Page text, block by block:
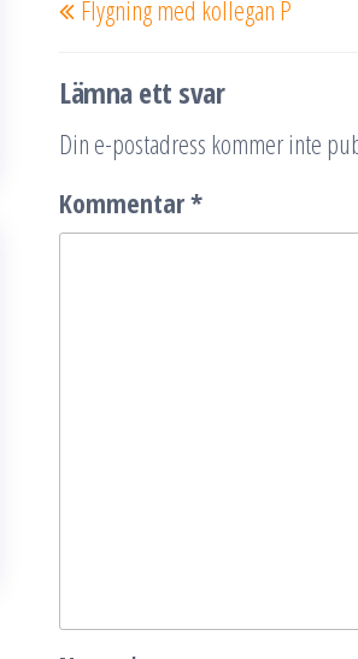
inlägg
Flygning med kollegan P
Lämna ett svar
Din e-postadress kommer inte
Kommentar*